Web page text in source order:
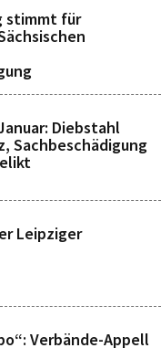
stimmt für
Diebstahl
Sachbeschädigung
Leipziger
Verbände-Appell